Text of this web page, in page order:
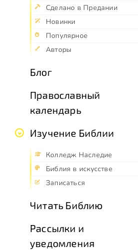
Сделано в Предании
Новинки
Популярное
Авторы
Блог
Православный
календарь
Изучение Библии
Колледж Наследие
Библия в искусстве
Записаться
Читать Библию
Рассылки и
уведомления